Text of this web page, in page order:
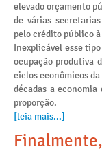
elevado orçamento
de várias
pelo crédito público
Inexplicável esse
ocupação produtiva
ciclos econômicos
décadas a
proporção.
[leia mais...]